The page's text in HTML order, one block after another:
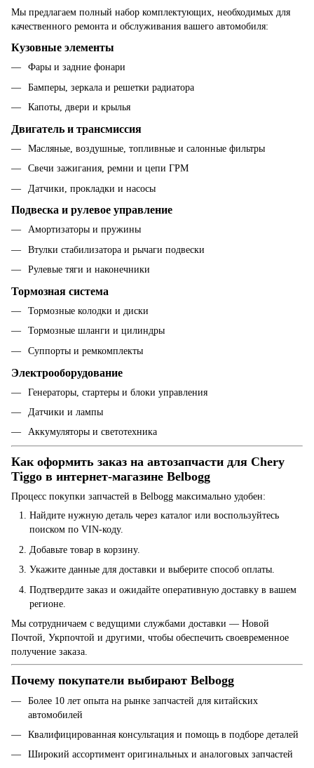
Мы предлагаем полный набор комплектующих, необходимых для
качественного ремонта и обслуживания вашего автомобиля:
Кузовные элементы
Фары и задние фонари
Бамперы, зеркала и решетки радиатора
Капоты, двери и крылья
Двигатель и трансмиссия
Масляные, воздушные, топливные и салонные фильтры
Свечи зажигания, ремни и цепи ГРМ
Датчики, прокладки и насосы
Подвеска и рулевое управление
Амортизаторы и пружины
Втулки стабилизатора и рычаги подвески
Рулевые тяги и наконечники
Тормозная система
Тормозные колодки и диски
Тормозные шланги и цилиндры
Суппорты и ремкомплекты
Электрооборудование
Генераторы, стартеры и блоки управления
Датчики и лампы
Аккумуляторы и светотехника
Как оформить заказ на автозапчасти для Chery
Tiggo в интернет-магазине Belbogg
Процесс покупки запчастей в Belbogg максимально удобен:
Найдите нужную деталь через каталог или воспользуйтесь
поиском по VIN-коду.
Добавьте товар в корзину.
Укажите данные для доставки и выберите способ оплаты.
Подтвердите заказ и ожидайте оперативную доставку в вашем
регионе.
Мы сотрудничаем с ведущими службами доставки — Новой
Почтой, Укрпочтой и другими, чтобы обеспечить своевременное
получение заказа.
Почему покупатели выбирают Belbogg
Более 10 лет опыта на рынке запчастей для китайских
автомобилей
Квалифицированная консультация и помощь в подборе деталей
Широкий ассортимент оригинальных и аналоговых запчастей